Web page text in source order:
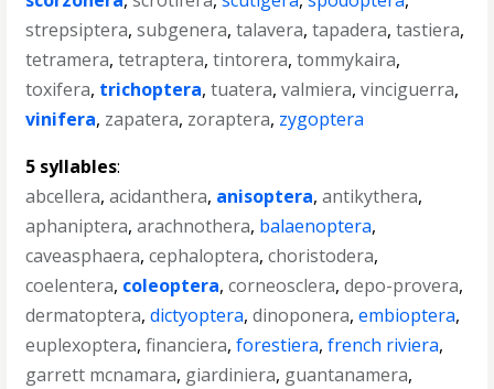
strepsiptera,subgenera,talavera,tapadera,tastiera,
tetramera,tetraptera,tintorera,tommykaira,
toxifera, trichoptera,tuatera,valmiera,vinciguerra,
vinifera, zapatera, zoraptera, zygoptera
5 syllables:
abcellera,acidanthera, anisoptera,antikythera,
aphaniptera,arachnothera, balaenoptera,
caveasphaera,cephaloptera,choristodera,
coelentera, coleoptera,corneosclera,depo-provera,
dermatoptera,dictyoptera,dinoponera,embioptera,
euplexoptera,financiera,forestiera,french riviera,
garrett mcnamara, giardiniera, guantanamera,